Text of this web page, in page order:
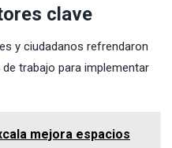
clave
y ciudadanos refrendaron
trabajo para implementar
mejora espacios